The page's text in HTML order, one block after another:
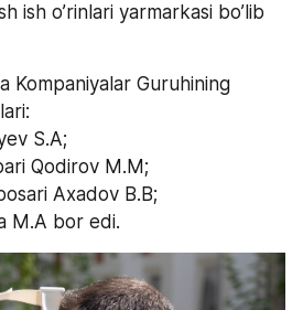
ish o’rinlari yarmarkasi bo’lib
Kompaniyalar Guruhining
S.A;
Qodirov M.M;
Axadov B.B;
M.A bor edi.